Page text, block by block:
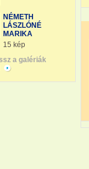
NÉMETH
LÁSZLÓNÉ
MARIKA
15 kép
a galériák